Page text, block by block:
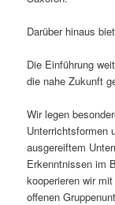
Darüber hinaus
Die Einführung
die nahe Zukunft
Wir legen
Unterrichtsformen
ausgereiftem
Erkenntnissen im
kooperieren wir
offenen